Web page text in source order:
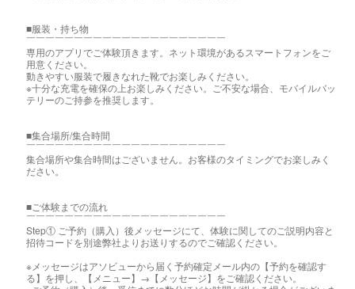
■服装・持ち物
￣￣￣￣￣￣￣￣￣￣￣￣￣￣￣￣￣￣￣￣￣
専用のアプリでご体験頂きます。ネット環境があるスマートフォンをご
用意ください。
動きやすい服装で履きなれた靴でお楽しみください。
※十分な充電を確保の上お楽しみください。ご不安な場合、モバイルバッ
テリーのご持参を推奨します。
■集合場所/集合時間
￣￣￣￣￣￣￣￣￣￣￣￣￣￣￣￣￣￣￣￣￣
集合場所や集合時間はございません。お客様のタイミングでお楽しみく
ださい。
■ご体験までの流れ
￣￣￣￣￣￣￣￣￣￣￣￣￣￣￣￣￣￣￣￣￣
Step① ご予約（購入）後メッセージにて、体験に関してのご説明内容と
招待コードを別途弊社よりお送りするのでご確認ください。
※メッセージはアソビューから届く予約確定メール内の【予約を確認す
る】を押し、【メニュー】→【メッセージ】をご確認ください。